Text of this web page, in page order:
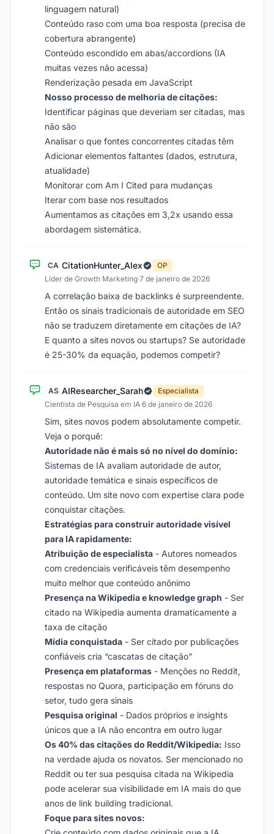
linguagem natural)
Conteúdo raso com uma boa resposta (precisa de
cobertura abrangente)
Conteúdo escondido em abas/accordions (IA
muitas vezes não acessa)
Renderização pesada em JavaScript
Nosso processo de melhoria de citações:
Identificar páginas que deveriam ser citadas, mas
não são
Analisar o que fontes concorrentes citadas têm
Adicionar elementos faltantes (dados, estrutura,
atualidade)
Monitorar com Am I Cited para mudanças
Iterar com base nos resultados
Aumentamos as citações em 3,2x usando essa
abordagem sistemática.
CA CitationHunter_Alex
OP
Líder de Growth Marketing·7 de janeiro de 2026
A correlação baixa de backlinks é surpreendente.
Então os sinais tradicionais de autoridade em SEO
não se traduzem diretamente em citações de IA?
E quanto a sites novos ou startups? Se autoridade
é 25-30% da equação, podemos competir?
AS AIResearcher_Sarah
Especialista
Cientista de Pesquisa em IA·6 de janeiro de 2026
Sim, sites novos podem absolutamente competir.
Veja o porquê:
Autoridade não é mais só no nível do domínio:
Sistemas de IA avaliam autoridade de autor,
autoridade temática e sinais específicos de
conteúdo. Um site novo com expertise clara pode
conquistar citações.
Estratégias para construir autoridade visível
para IA rapidamente:
Atribuição de especialista - Autores nomeados
com credenciais verificáveis têm desempenho
muito melhor que conteúdo anônimo
Presença na Wikipedia e knowledge graph - Ser
citado na Wikipedia aumenta dramaticamente a
taxa de citação
Mídia conquistada - Ser citado por publicações
confiáveis cria “cascatas de citação”
Presença em plataformas - Menções no Reddit,
respostas no Quora, participação em fóruns do
setor, tudo gera sinais
Pesquisa original - Dados próprios e insights
únicos que a IA não encontra em outro lugar
Os 40% das citações do Reddit/Wikipedia: Isso
na verdade ajuda os novatos. Ser mencionado no
Reddit ou ter sua pesquisa citada na Wikipedia
pode acelerar sua visibilidade em IA mais do que
anos de link building tradicional.
Foque para sites novos: